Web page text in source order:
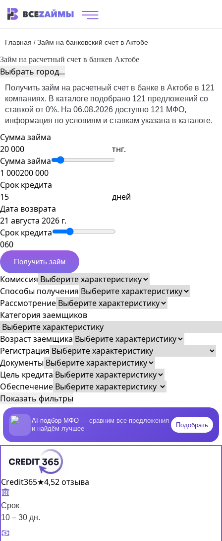
Главная / Займ на банковский счет в Актобе
Займ на расчетный счет в банкев Актобе
Выбрать город...
Получить займ на расчетный счет в банке в Актобе в 121
компаниях. В каталоге подобрано 121 предложений со
ставкой от 0%. На 06.08.2026 доступно 121 МФО,
информация по условиям и ставкам указана в каталоге.
Сумма займа
тнг.
Сумма займа
1 000200 000
Срок кредита
дней
Дата возврата
21 августа 2026 г.
Срок кредита
060
Получить займ
Комиссия
Способы получения
Рассмотрение
Категория заемщиков
Возраст заемщика
Регистрация
Документы
Цель кредита
Обеспечение
Показать фильтры
AI-подбор МФО — сравним все предложения
и найдём лучшее
Подобрать
Credit365★4,52 отзыва
Срок
10 – 30 дн.